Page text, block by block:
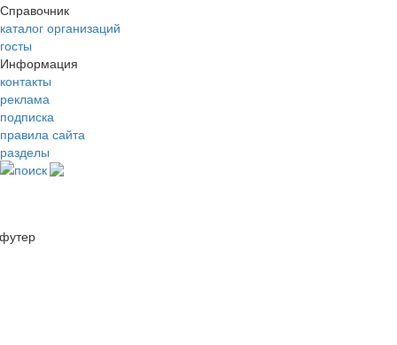
Справочник
каталог организаций
госты
Информация
контакты
реклама
подписка
правила сайта
разделы
поиск
футер